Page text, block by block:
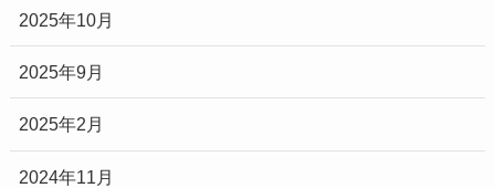
2025年10月
2025年9月
2025年2月
2024年11月